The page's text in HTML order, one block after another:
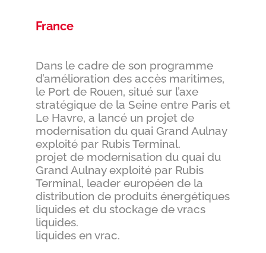
France
Dans le cadre de son programme
d’amélioration des accès maritimes,
le Port de Rouen, situé sur l’axe
stratégique de la Seine entre Paris et
Le Havre, a lancé un projet de
modernisation du quai Grand Aulnay
exploité par Rubis Terminal.
projet de modernisation du quai du
Grand Aulnay exploité par Rubis
Terminal, leader européen de la
distribution de produits énergétiques
liquides et du stockage de vracs
liquides.
liquides en vrac.